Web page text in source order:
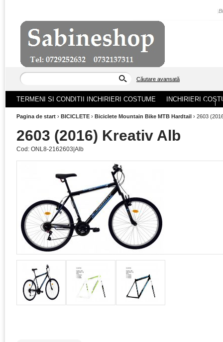
Căutare avansată
ACASA |
TERMENI SI CONDITII INCHIRIERI COSTUME INCHIRIERI
Pagina de start › BICICLETE › Biciclete Mountain Bike MTB Hardtail › 2603
2603 (2016) Kreativ Alb
Cod: ONL8-2162603|Alb